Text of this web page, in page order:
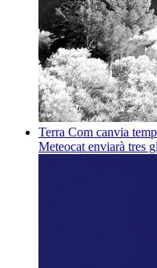
Terra Com canvia
Meteocat enviarà tres